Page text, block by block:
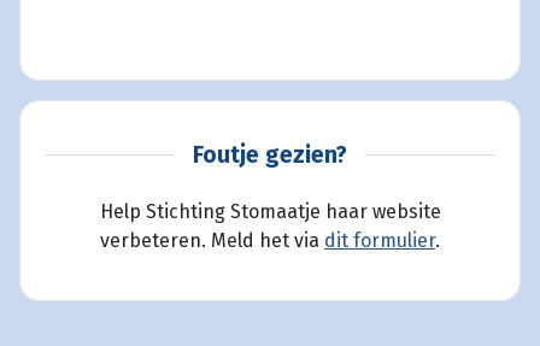
Foutje gezien?
Help Stichting Stomaatje haar website
verbeteren. Meld het via dit formulier.